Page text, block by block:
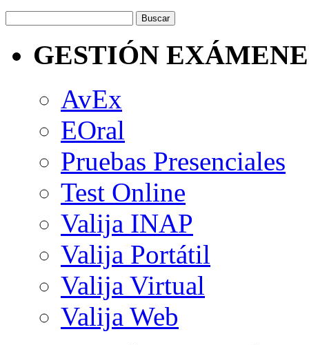
GESTIÓN
AvEx
EOral
Pruebas Presenciales
Test Online
Valija INAP
Valija Portátil
Valija Virtual
Valija Web